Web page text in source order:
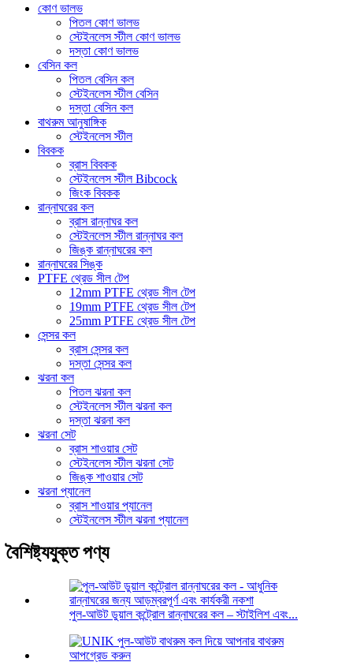
কোণ ভালভ
পিতল কোণ ভালভ
স্টেইনলেস স্টীল কোণ ভালভ
দস্তা কোণ ভালভ
বেসিন কল
পিতল বেসিন কল
স্টেইনলেস স্টীল বেসিন
দস্তা বেসিন কল
বাথরুম আনুষাঙ্গিক
স্টেইনলেস স্টীল
বিবকক
ব্রাস বিবকক
স্টেইনলেস স্টীল Bibcock
জিংক বিবকক
রান্নাঘরের কল
ব্রাস রান্নাঘর কল
স্টেইনলেস স্টীল রান্নাঘর কল
জিঙ্ক রান্নাঘরের কল
রান্নাঘরের সিঙ্ক
PTFE থ্রেড সীল টেপ
12mm PTFE থ্রেড সীল টেপ
19mm PTFE থ্রেড সীল টেপ
25mm PTFE থ্রেড সীল টেপ
সেন্সর কল
ব্রাস সেন্সর কল
দস্তা সেন্সর কল
ঝরনা কল
পিতল ঝরনা কল
স্টেইনলেস স্টীল ঝরনা কল
দস্তা ঝরনা কল
ঝরনা সেট
ব্রাস শাওয়ার সেট
স্টেইনলেস স্টীল ঝরনা সেট
জিঙ্ক শাওয়ার সেট
ঝরনা প্যানেল
ব্রাস শাওয়ার প্যানেল
স্টেইনলেস স্টীল ঝরনা প্যানেল
বৈশিষ্ট্যযুক্ত পণ্য
পুল-আউট ডুয়াল কন্ট্রোল রান্নাঘরের কল – স্টাইলিশ এবং...